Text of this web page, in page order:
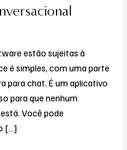
estão sujeitas à
é simples, com uma parte
para chat. É um aplicativo
para que nenhum
Você pode
[…]